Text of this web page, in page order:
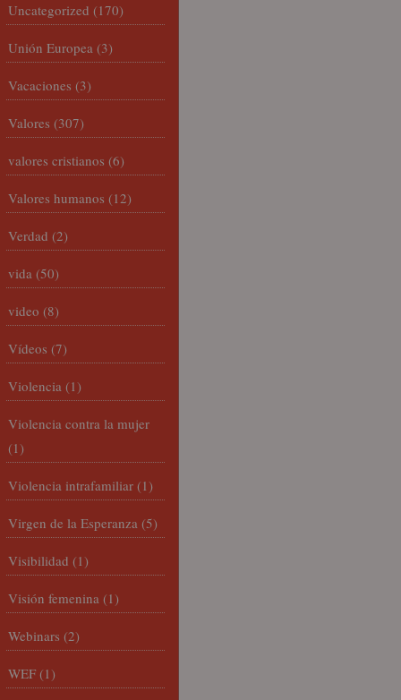
Uncategorized (170)
Unión Europea (3)
Vacaciones (3)
Valores (307)
valores cristianos (6)
Valores humanos (12)
Verdad (2)
vida (50)
video (8)
Vídeos (7)
Violencia (1)
Violencia contra la mujer
(1)
Violencia intrafamiliar (1)
Virgen de la Esperanza (5)
Visibilidad (1)
Visión femenina (1)
Webinars (2)
WEF (1)